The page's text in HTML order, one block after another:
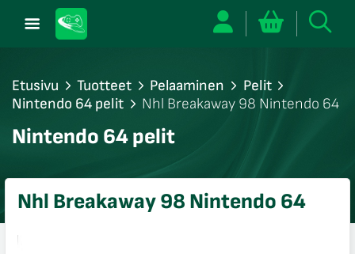
Etusivu Tuotteet Pelaaminen
Pelit
Nintendo 64 pelit
Nhl Breakaway 98 Nintendo 64
Nintendo 64 pelit
Nhl Breakaway 98 Nintendo 64
sulje
sulje